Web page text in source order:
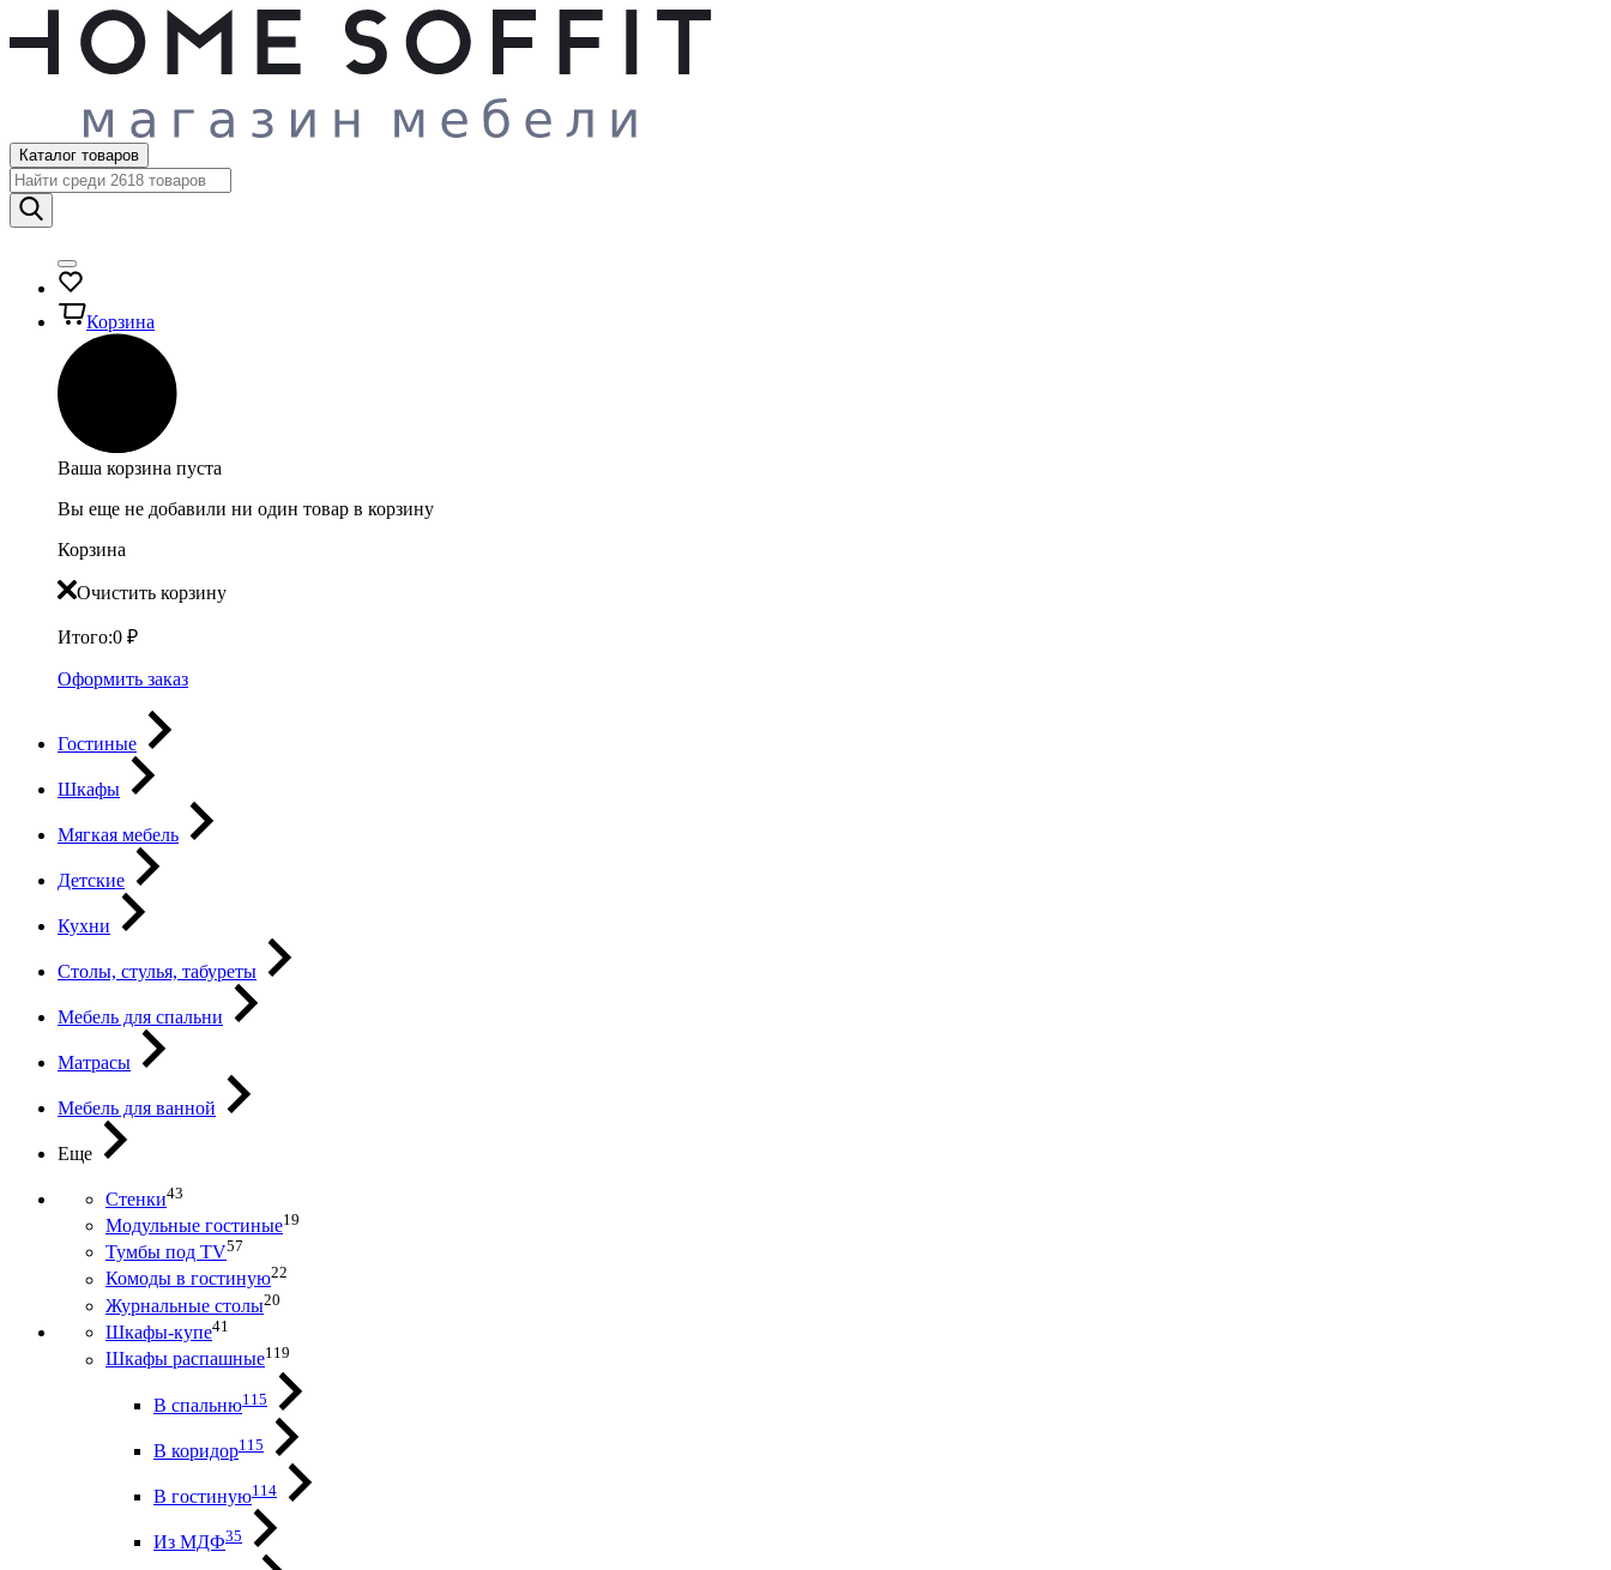
Каталог товаров
Корзина
Ваша корзина пуста
Вы еще не добавили ни один товар в корзину
Корзина
Очистить корзину
Итого:0 ₽
Оформить заказ
Гостиные
Шкафы
Мягкая мебель
Детские
Кухни
Столы, стулья, табуреты
Мебель для спальни
Матрасы
Мебель для ванной
Еще
Стенки43
Модульные гостиные19
Тумбы под ТV57
Комоды в гостиную22
Журнальные столы20
Шкафы-купе41
Шкафы распашные119
В спальню115
В коридор115
В гостиную114
Из МДФ35